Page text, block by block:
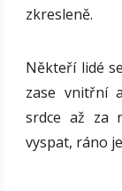
zkresleně.
Někteří lidé
zase vnitřní
srdce až za
vyspat, ráno